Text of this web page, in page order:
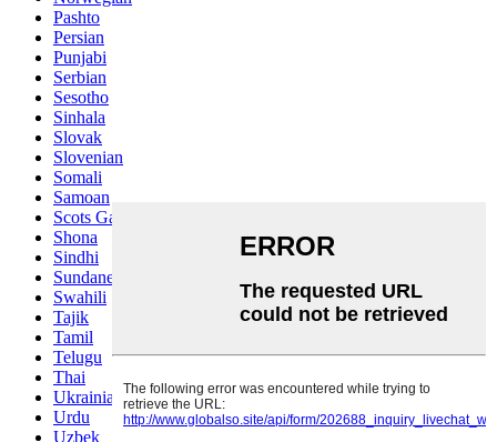
Pashto
Persian
Punjabi
Serbian
Sesotho
Sinhala
Slovak
Slovenian
Somali
Samoan
Scots Gaelic
Shona
Sindhi
Sundanese
Swahili
Tajik
Tamil
Telugu
Thai
Ukrainian
Urdu
Uzbek